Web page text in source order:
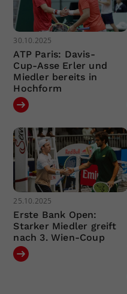
30.10.2025
ATP Paris: Davis-
Cup-Asse Erler und
Miedler bereits in
Hochform
25.10.2025
Erste Bank Open:
Starker Miedler greift
nach 3. Wien-Coup